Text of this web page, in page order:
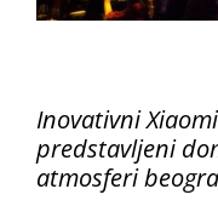
Inovativni
predstavljeni
atmosferi